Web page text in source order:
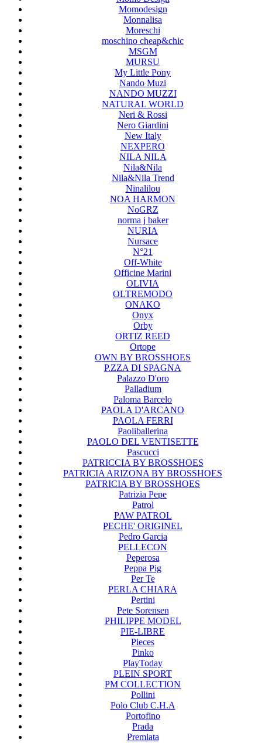
Momodesign
Monnalisa
Moreschi
moschino cheap&chic
MSGM
MURSU
My Little Pony
Nando Muzi
NANDO MUZZI
NATURAL WORLD
Neri & Rossi
Nero Giardini
New Italy
NEXPERO
NILA NILA
Nila&Nila
Nila&Nila Trend
Ninalilou
NOA HARMON
NoGRZ
norma j baker
NURIA
Nursace
N°21
Off-White
Officine Marini
OLIVIA
OLTREMODO
ONAKO
Onyx
Orby
ORTIZ REED
Ortope
OWN BY BROSSHOES
P.ZZA DI SPAGNA
Palazzo D'oro
Palladium
Paloma Barcelo
PAOLA D'ARCANO
PAOLA FERRI
Paoliballerina
PAOLO DEL VENTISETTE
Pascucci
PATRICCIA BY BROSSHOES
PATRICIA ARIZONA BY BROSSHOES
PATRICIA BY BROSSHOES
Patrizia Pepe
Patrol
PAW PATROL
PECHE' ORIGINEL
Pedro Garcia
PELLECON
Peperosa
Peppa Pig
Per Te
PERLA CHIARA
Pertini
Pete Sorensen
PHILIPPE MODEL
PIE-LIBRE
Pieces
Pinko
PlayToday
PLEIN SPORT
PM COLLECTION
Pollini
Polo Club C.H.A
Portofino
Prada
Premiata